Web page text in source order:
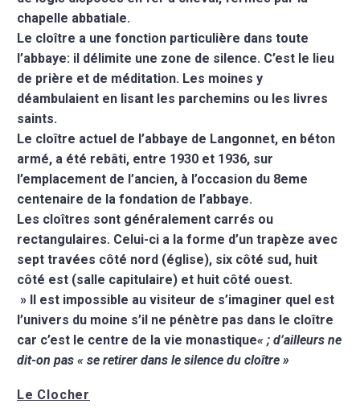
chapelle abbatiale.
Le cloître a une fonction particulière dans toute
l’abbaye: il délimite une zone de silence. C’est le lieu
de prière et de méditation. Les moines y
déambulaient en lisant les parchemins ou les livres
saints.
Le cloître actuel de l’abbaye de Langonnet, en béton
armé, a été rebâti, entre 1930 et 1936, sur
l’emplacement de l’ancien, à l’occasion du 8eme
centenaire de la fondation de l’abbaye.
Les cloîtres sont généralement carrés ou
rectangulaires. Celui-ci a la forme d’un trapèze avec
sept travées côté nord (église), six côté sud, huit
côté est (salle capitulaire) et huit côté ouest.
» Il est impossible au visiteur de s’imaginer quel est
l’univers du moine s’il ne pénètre pas dans le cloître
car c’est le centre de la vie monastique« ; d’ailleurs ne
dit-on pas « se retirer dans le silence du cloître »
Le Clocher